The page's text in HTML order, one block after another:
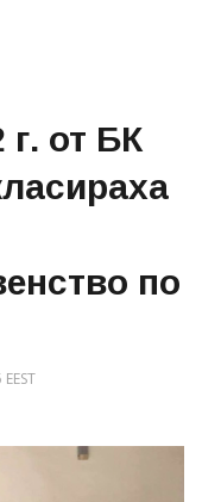
от БК
по